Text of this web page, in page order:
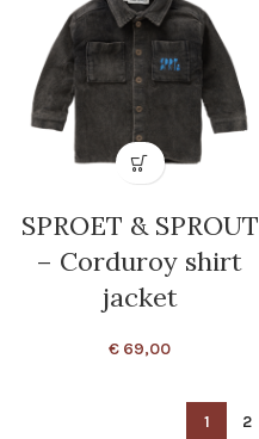
SPROET & SPROUT
– Corduroy shirt
jacket
€ 69,00
1 2